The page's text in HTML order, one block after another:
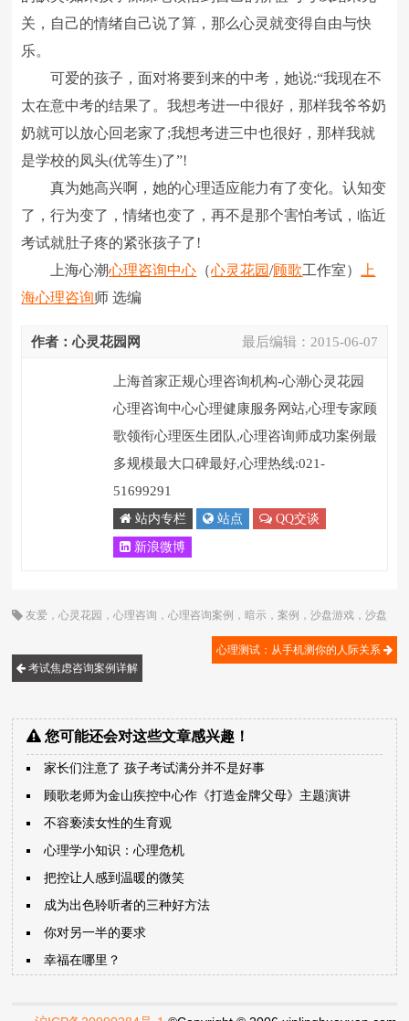
关，自己的情绪自己说了算，那么心灵就变得自由与快
乐。
可爱的孩子，面对将要到来的中考，她说:“我现在不
太在意中考的结果了。我想考进一中很好，那样我爷爷奶
奶就可以放心回老家了;我想考进三中也很好，那样我就
是学校的凤头(优等生)了”!
真为她高兴啊，她的心理适应能力有了变化。认知变
了，行为变了，情绪也变了，再不是那个害怕考试，临近
考试就肚子疼的紧张孩子了!
上海心潮心理咨询中心 （心灵花园/顾歌工作室）
上
海心理咨询师 选编
最后编辑： 2015-06-07
作者：心灵花园网
上海首家正规心理咨询机构-心潮心灵花园
心理咨询中心心理健康服务网站,心理专家顾
歌领衔心理医生团队,心理咨询师成功案例最
多规模最大口碑最好,心理热线:021-
51699291
站内专栏 站点 QQ交谈
新浪微博
友爱 ，心灵花园 ，心理咨询 ，心理咨询案例 ， 暗示 ， 案例 ，沙盘游戏 ，沙盘
考试焦虑咨询案例详解
心理测试：从手机测你的人际关系
您可能还会对这些文章感兴趣！
家长们注意了 孩子考试满分并不是好事
顾歌老师为金山疾控中心作《打造金牌父母》主题演讲
不容亵渎女性的生育观
心理学小知识：心理危机
把控让人感到温暖的微笑
成为出色聆听者的三种好方法
你对另一半的要求
幸福在哪里？